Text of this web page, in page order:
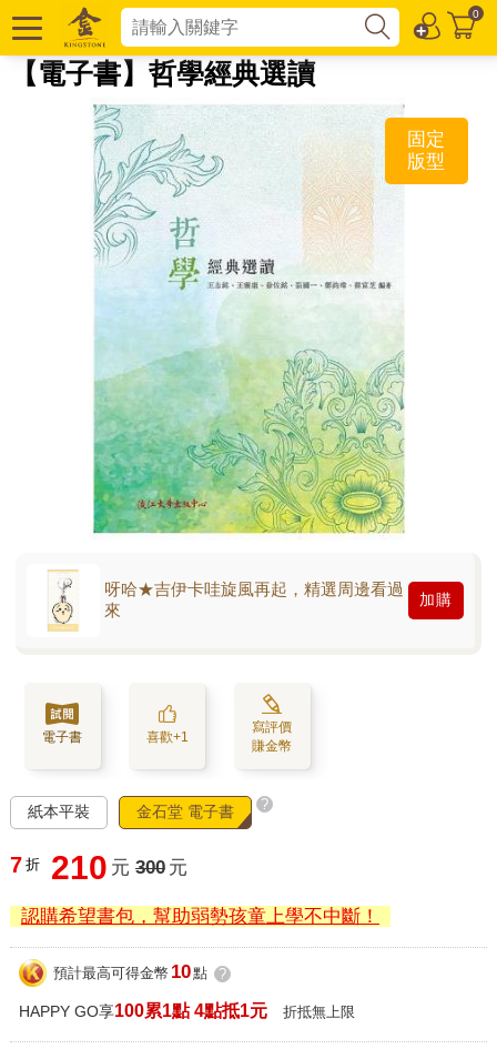
0
【電子書】哲學經典選讀
固定
版型
呀哈★吉伊卡哇旋風再起，精選周邊看過
來
加購
電子書 喜歡+1
寫評價
賺金幣
紙本平裝 金石堂 電子書 ?
7 折 210 元 300 元
認購希望書包，幫助弱勢孩童上學不中斷！
預計最高可得金幣 10點 ?
HAPPY GO享100累1點 4點抵1元 折抵無上限